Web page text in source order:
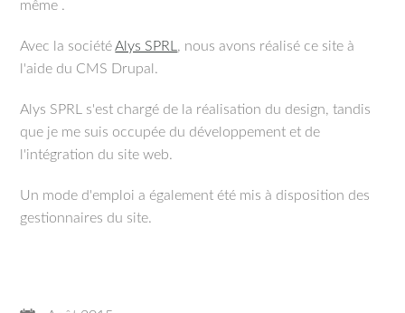
même .
Avec la sociétéAlys SPRL , nous avons réalisé ce site à
l'aide du CMS Drupal.
Alys SPRL s'est chargé de la réalisation du design, tandis
que je me suis occupée du développement et de
l'intégration du site web.
Un mode d'emploi a également été mis à disposition des
gestionnaires du site.